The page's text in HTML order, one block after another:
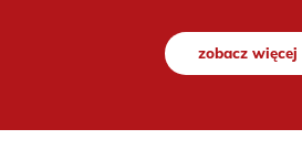
zobacz więcej